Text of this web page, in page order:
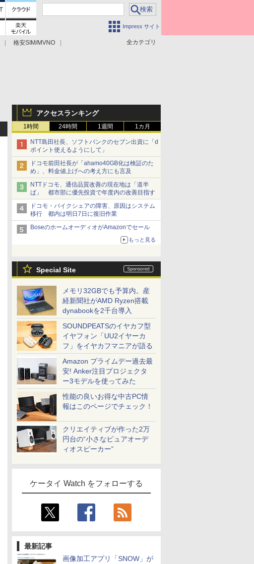
Impress サイト
全カテゴリ
格安SIM/MVNO
アクセスランキング
1時間 24時間 1週間 1カ月
NTT島田社長、ソフトバンクのセブン出資に「d
ポイント使えるようにして」
ドコモ前田社長が「ahamo40GB化は検証のた
め」、料金値上げへの考え方にも言及
NTTドコモ、通信品質改善の現在地は「道半
ば」 都市部に優先投資で年度内の改善目指す
ドコモ・バイクシェアの障害、原因はシステム
移行 都内は明日7日に復旧作業
BoseのホームオーディオがAmazonでセール
もっと見る
Special Site
メモリ32GBでも予算内。産
経新聞社がAMD Ryzen搭載
dynabookを2千台導入
SOUNDPEATSのイヤカフ型
イヤフォン「UU2イヤーカ
フ」をイヤカフマニアが語る
Amazon プライムデー過去最
安! Anker注目プロジェクタ
ー3モデルを使ってみた
性能の良いお得な中古PC情
報はこのページでチェック！
クリエイティブが作った2万
円台の“小さなピュアオーデ
ィオスピーカー”
ケータイ Watch をフォローする
最新記事
画像加工アプリ「SNOW」が